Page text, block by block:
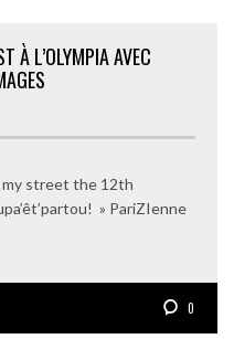
À L’OLYMPIA AVEC
my street the 12th
» PariZIenne
0